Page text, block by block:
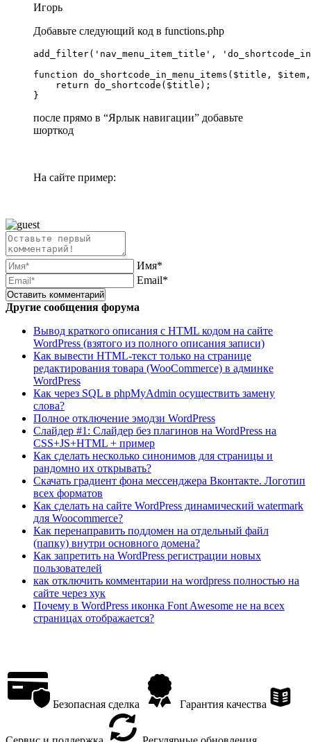
Игорь
Добавьте следующий код в functions.php
add_filter('nav_menu_item_title',
function do_shortcode_in_menu_items($title,
    return do_shortcode($title);
после прямо в “Ярлык навигации” добавьте
шорткод
На сайте пример:
Имя*
Email*
Другие сообщения форума
Вывод краткого описания с HTML кодом на сайте
WordPress (взятого из полного описания записи)
Как вывести HTML-текст только на странице
редактирования товара (WooCommerce) в админке
WordPress
Как через SQL в phpMyAdmin осуществить замену
слова?
Полное отключение эмодзи WordPress
Слайдер #1: Слайдер без плагинов на WordPress на
CSS+JS+HTML + пример
Как сделать несколько синонимов для страницы и
рандомно их открывать?
Скачать градиент фона мессенджера Вконтакте. Логотип
всех форматов
Как сделать на сайте WordPress динамический watermark
для Woocommerce?
Как перенаправить поддомен на отдельный файл
(папку) внутри основного домена?
Как запретить на WordPress регистрации новых
пользователей
как отключить комментарии на wordpress полностью на
сайте через хук
Почему в WordPress иконка Font Awesome не на всех
страницах отображается?
Безопасная сделка Гарантия качества